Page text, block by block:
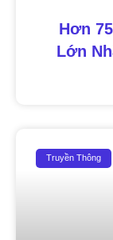
Hơn
Lớn
Truyền Thông